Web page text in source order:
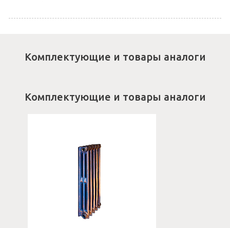
Комплектующие и товары аналоги
Комплектующие и товары аналоги